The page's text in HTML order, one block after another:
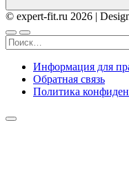
© expert-fit.ru 2026 |
Найти:
Информация для
Обратная связь
Политика